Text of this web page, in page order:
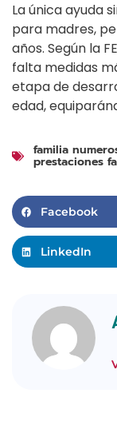
La única ayuda
para madres,
años. Según la
falta medidas
etapa de
edad,
familia
prestaciones
Facebook
LinkedIn